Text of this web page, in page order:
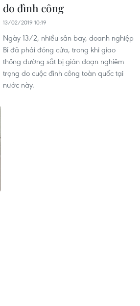
do đình công
13/02/2019 10:19
Ngày 13/2, nhiều sân bay, doanh nghiệp
Bỉ đã phải đóng cửa, trong khi giao
thông đường sắt bị gián đoạn nghiêm
trọng do cuộc đình công toàn quốc tại
nước này.